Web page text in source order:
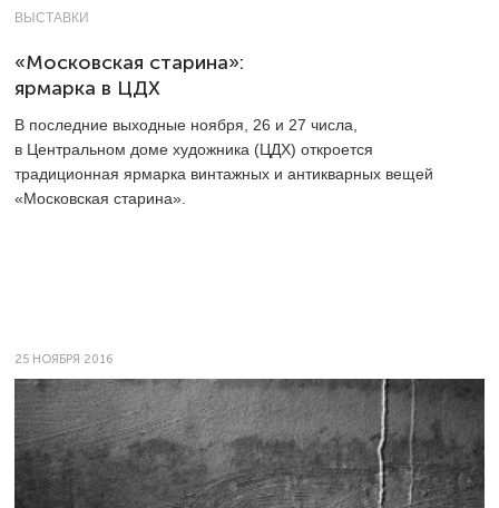
ВЫСТАВКИ
«Московская старина»:
ярмарка в ЦДХ
В последние выходные ноября, 26 и 27 числа,
в Центральном доме художника (ЦДХ) откроется
традиционная ярмарка винтажных и антикварных вещей
«Московская старина».
25 НОЯБРЯ 2016